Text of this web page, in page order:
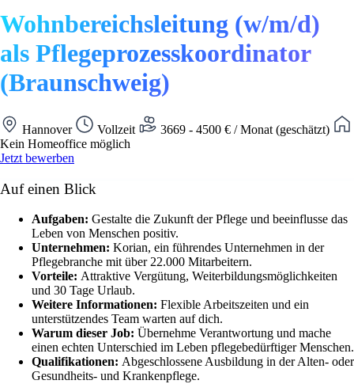
Wohnbereichsleitung (w/m/d)
als Pflegeprozesskoordinator
(Braunschweig)
Hannover Vollzeit
3669 - 4500 € / Monat (geschätzt)
Kein Homeoffice möglich
Jetzt bewerben
Auf einen Blick
Aufgaben: Gestalte die Zukunft der Pflege und beeinflusse das
Leben von Menschen positiv.
Unternehmen: Korian, ein führendes Unternehmen in der
Pflegebranche mit über 22.000 Mitarbeitern.
Vorteile: Attraktive Vergütung, Weiterbildungsmöglichkeiten
und 30 Tage Urlaub.
Weitere Informationen: Flexible Arbeitszeiten und ein
unterstützendes Team warten auf dich.
Warum dieser Job: Übernehme Verantwortung und mache
einen echten Unterschied im Leben pflegebedürftiger Menschen.
Qualifikationen: Abgeschlossene Ausbildung in der Alten- oder
Gesundheits- und Krankenpflege.